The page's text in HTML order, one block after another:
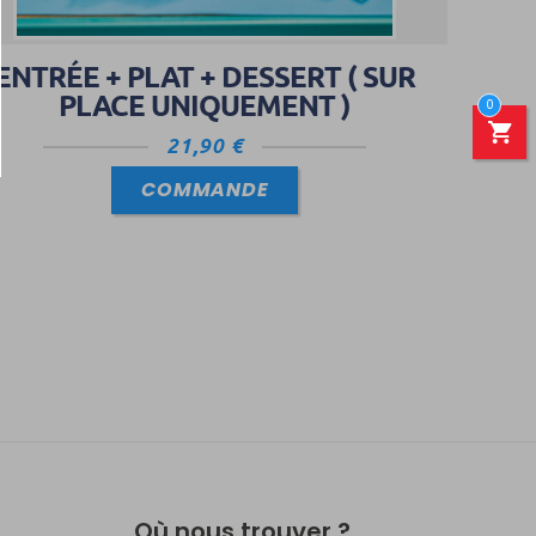
+ PLAT + DESSERT ( SUR
PLACE UNIQUEMENT )
21,90 €
COMMANDE
0